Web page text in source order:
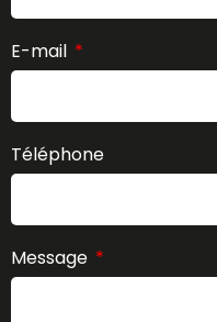
E-mail
Téléphone
Message